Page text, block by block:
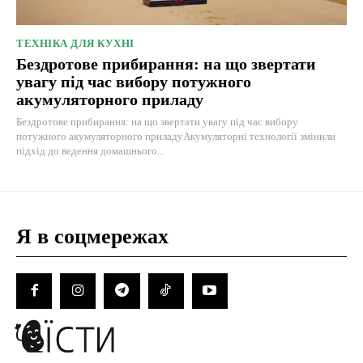
ТЕХНІКА ДЛЯ КУХНІ
Бездротове прибирання: на що звертати
увагу під час вибору потужного
акумуляторного приладу
Бездротове прибирання: на що звертати увагу під час вибору
потужного акумуляторного приладуАкумуляторні технології змінили
підхід до ведення домашнього...
Я в соцмережах